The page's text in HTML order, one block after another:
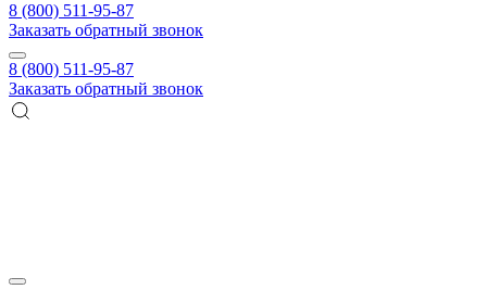
8 (800) 511-95-87
Заказать обратный звонок
8 (800) 511-95-87
Заказать обратный звонок